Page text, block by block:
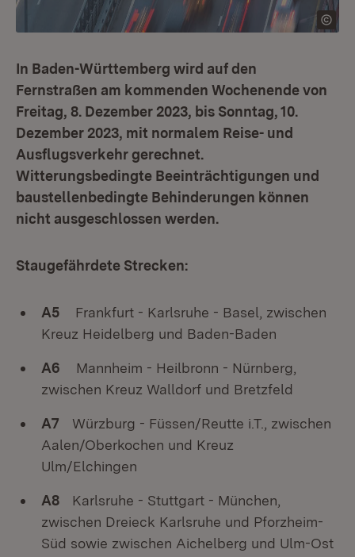
In Baden-Württemberg wird auf den
Fernstraßen am kommenden Wochenende von
Freitag, 8. Dezember 2023, bis Sonntag, 10.
Dezember 2023, mit normalem Reise- und
Ausflugsverkehr gerechnet.
Witterungsbedingte Beeinträchtigungen und
baustellenbedingte Behinderungen können
nicht ausgeschlossen werden.
Staugefährdete Strecken:
A5 Frankfurt - Karlsruhe - Basel, zwischen
Kreuz Heidelberg und Baden-Baden
A6 Mannheim - Heilbronn - Nürnberg,
zwischen Kreuz Walldorf und Bretzfeld
A7 Würzburg - Füssen/Reutte i.T., zwischen
Aalen/Oberkochen und Kreuz
Ulm/Elchingen
A8 Karlsruhe - Stuttgart - München,
zwischen Dreieck Karlsruhe und Pforzheim-
Süd sowie zwischen Aichelberg und Ulm-Ost